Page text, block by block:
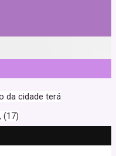
da cidade terá
(17)